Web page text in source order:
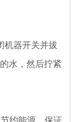
机器开关并拔
水，然后拧紧
约能源，保证